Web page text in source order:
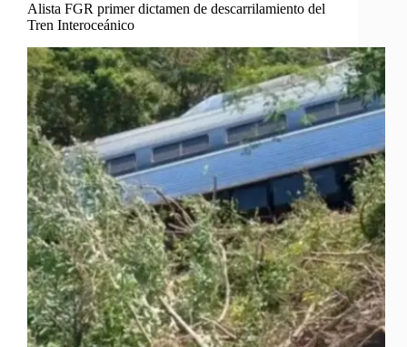
Alista FGR primer dictamen de descarrilamiento del
Tren Interoceánico